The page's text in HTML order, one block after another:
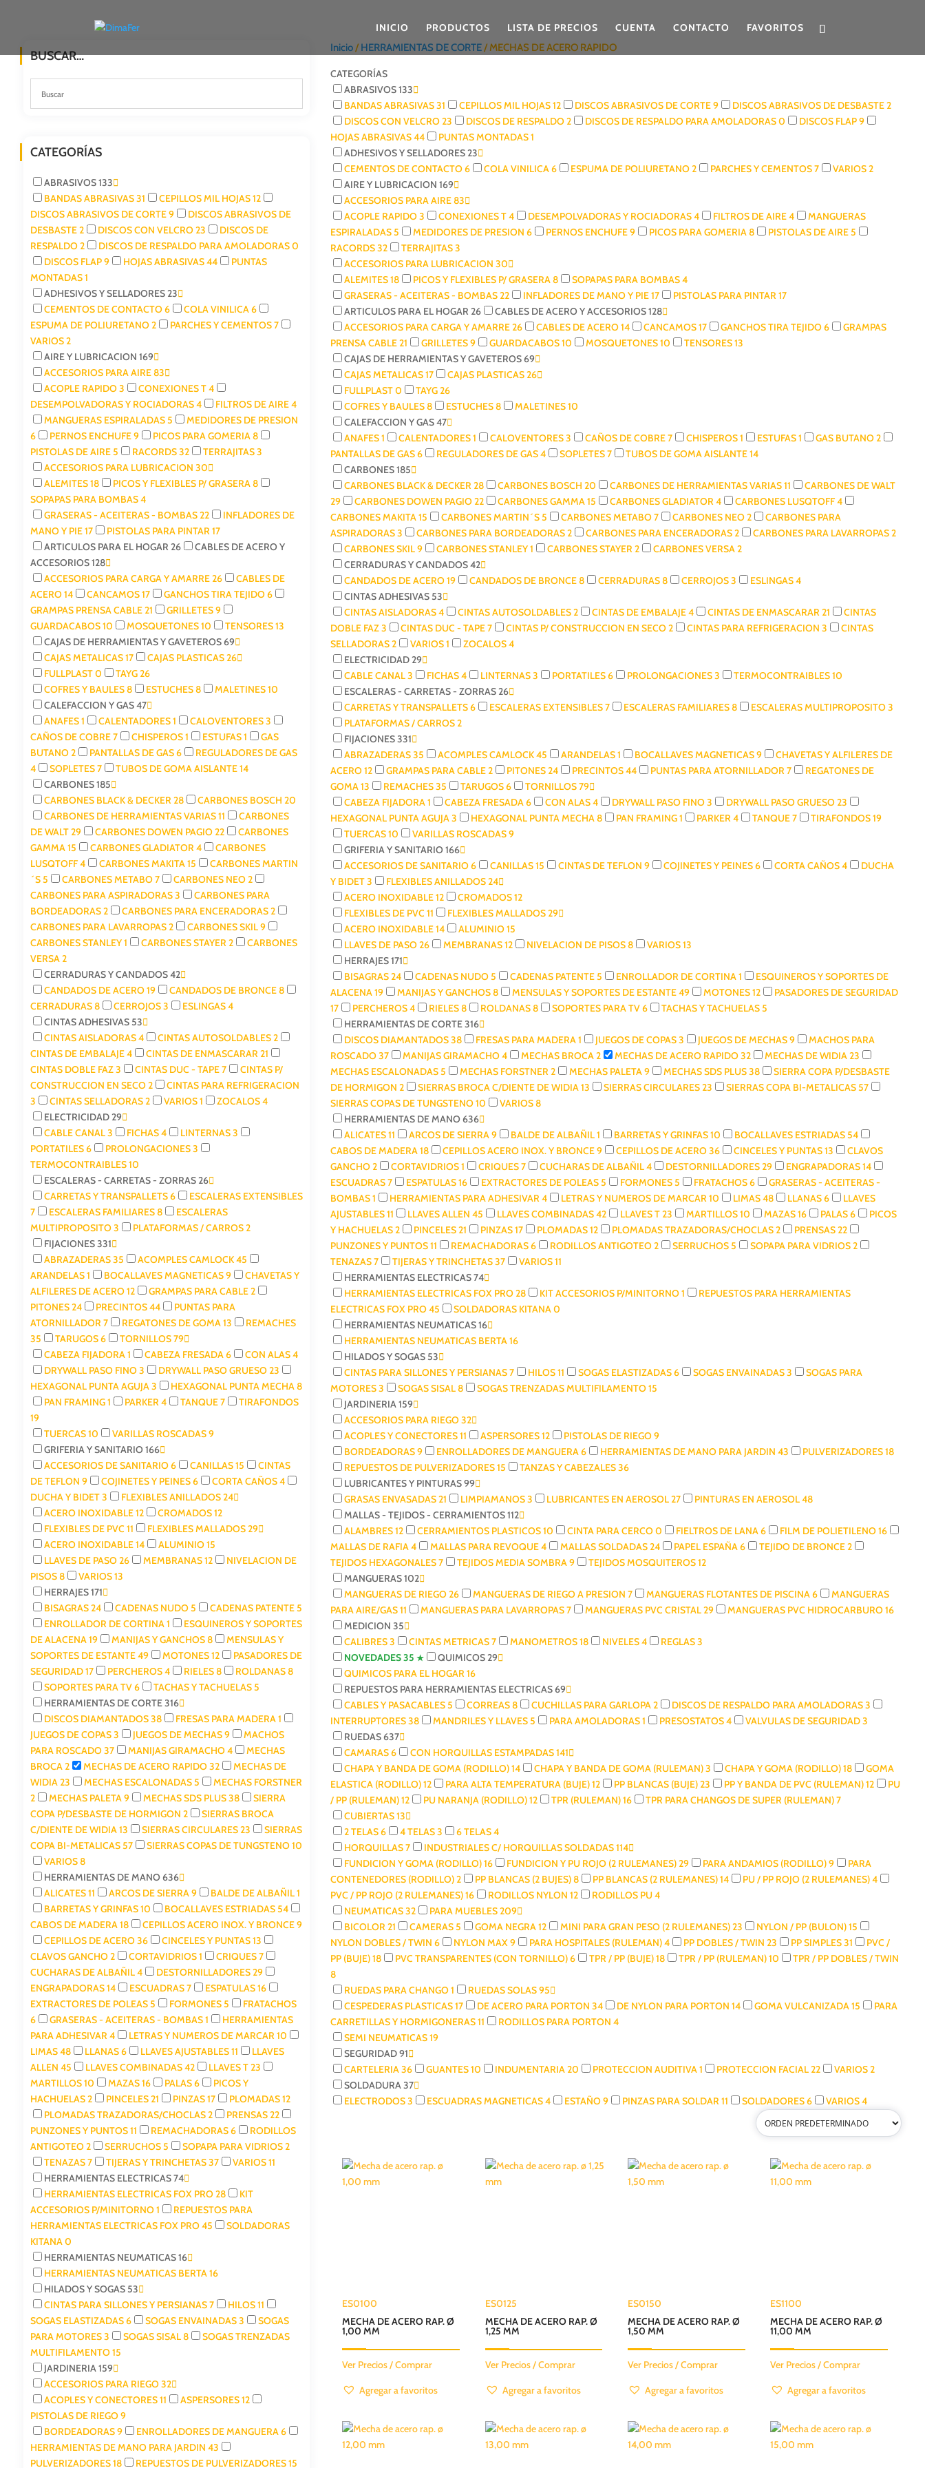
INICIO PRODUCTOS LISTA DE PRECIOS CUENTA CONTACTO
FAVORITOS
Inicio/HERRAMIENTAS DE CORTE/ MECHAS DE ACERO RAPIDO
CATEGORÍAS
ABRASIVOS133
BANDAS ABRASIVAS31 CEPILLOS MIL HOJAS12 DISCOS ABRASIVOS DE CORTE9 DISCOS ABRASIVOS DE DESBASTE2
DISCOS CON VELCRO23 DISCOS DE RESPALDO2 DISCOS DE RESPALDO PARA AMOLADORAS0 DISCOS FLAP9
HOJAS ABRASIVAS44 PUNTAS MONTADAS1
ADHESIVOS Y SELLADORES23
CEMENTOS DE CONTACTO6 COLA VINILICA6 ESPUMA DE POLIURETANO2 PARCHES Y CEMENTOS7 VARIOS2
AIRE Y LUBRICACION169
ACCESORIOS PARA AIRE83
ACOPLE RAPIDO3 CONEXIONES T4 DESEMPOLVADORAS Y ROCIADORAS4 FILTROS DE AIRE4
MANGUERAS
ESPIRALADAS5 MEDIDORES DE PRESION6 PERNOS ENCHUFE9 PICOS PARA GOMERIA8 PISTOLAS DE AIRE5
RACORDS32 TERRAJITAS3
ACCESORIOS PARA LUBRICACION30
ALEMITES18 PICOS Y FLEXIBLES P/ GRASERA8 SOPAPAS PARA BOMBAS4
GRASERAS - ACEITERAS - BOMBAS22 INFLADORES DE MANO Y PIE17 PISTOLAS PARA PINTAR17
ARTICULOS PARA EL HOGAR26 CABLES DE ACERO Y ACCESORIOS128
ACCESORIOS PARA CARGA Y AMARRE26 CABLES DE ACERO14 CANCAMOS17 GANCHOS TIRA TEJIDO6
GRAMPAS
PRENSA CABLE21 GRILLETES9 GUARDACABOS10 MOSQUETONES10 TENSORES13
CAJAS DE HERRAMIENTAS Y GAVETEROS69
CAJAS METALICAS17 CAJAS PLASTICAS26
FULLPLAST0 TAYG26
COFRES Y BAULES8 ESTUCHES8 MALETINES10
CALEFACCION Y GAS47
ANAFES1 CALENTADORES1 CALOVENTORES3 CAÑOS DE COBRE7 CHISPEROS1 ESTUFAS1 GAS BUTANO2
PANTALLAS DE GAS6 REGULADORES DE GAS4 SOPLETES7 TUBOS DE GOMA AISLANTE14
CARBONES185
CARBONES BLACK & DECKER28 CARBONES BOSCH20 CARBONES DE HERRAMIENTAS VARIAS11
CARBONES DE WALT
29
CARBONES DOWEN PAGIO22 CARBONES GAMMA15 CARBONES GLADIATOR4 CARBONES LUSQTOFF4
CARBONES MAKITA15 CARBONES MARTIN´S5 CARBONES METABO7 CARBONES NEO2
CARBONES PARA
ASPIRADORAS3 CARBONES PARA BORDEADORAS2 CARBONES PARA ENCERADORAS2 CARBONES PARA LAVARROPAS2
CARBONES SKIL9 CARBONES STANLEY1 CARBONES STAYER2 CARBONES VERSA2
CERRADURAS Y CANDADOS42
CANDADOS DE ACERO19 CANDADOS DE BRONCE8 CERRADURAS8 CERROJOS3 ESLINGAS4
CINTAS ADHESIVAS 53
CINTAS AISLADORAS4 CINTAS AUTOSOLDABLES2 CINTAS DE EMBALAJE4 CINTAS DE ENMASCARAR21
CINTAS
DOBLE FAZ3 CINTAS DUC - TAPE7 CINTAS P/ CONSTRUCCION EN SECO2 CINTAS PARA REFRIGERACION3
CINTAS
SELLADORAS2 VARIOS1 ZOCALOS4
ELECTRICIDAD29
CABLE CANAL3 FICHAS4 LINTERNAS3 PORTATILES6 PROLONGACIONES3 TERMOCONTRAIBLES10
ESCALERAS - CARRETAS - ZORRAS26
CARRETAS Y TRANSPALLETS6 ESCALERAS EXTENSIBLES7 ESCALERAS FAMILIARES8 ESCALERAS MULTIPROPOSITO3
PLATAFORMAS / CARROS2
FIJACIONES331
ABRAZADERAS35 ACOMPLES CAMLOCK45 ARANDELAS1 BOCALLAVES MAGNETICAS9
CHAVETAS Y ALFILERES DE
ACERO12 GRAMPAS PARA CABLE2 PITONES24 PRECINTOS44 PUNTAS PARA ATORNILLADOR7
REGATONES DE
GOMA13 REMACHES35 TARUGOS6 TORNILLOS79
CABEZA FIJADORA1 CABEZA FRESADA6 CON ALAS4 DRYWALL PASO FINO3 DRYWALL PASO GRUESO23
HEXAGONAL PUNTA AGUJA3 HEXAGONAL PUNTA MECHA8 PAN FRAMING1 PARKER4 TANQUE7 TIRAFONDOS19
TUERCAS10 VARILLAS ROSCADAS9
GRIFERIA Y SANITARIO166
ACCESORIOS DE SANITARIO6 CANILLAS15 CINTAS DE TEFLON9 COJINETES Y PEINES6 CORTA CAÑOS4
DUCHA
Y BIDET3 FLEXIBLES ANILLADOS24
ACERO INOXIDABLE12 CROMADOS12
FLEXIBLES DE PVC11 FLEXIBLES MALLADOS29
ACERO INOXIDABLE14 ALUMINIO15
LLAVES DE PASO26 MEMBRANAS12 NIVELACION DE PISOS8 VARIOS13
HERRAJES171
BISAGRAS24 CADENAS NUDO5 CADENAS PATENTE5 ENROLLADOR DE CORTINA1
ESQUINEROS Y SOPORTES DE
ALACENA19 MANIJAS Y GANCHOS8 MENSULAS Y SOPORTES DE ESTANTE49 MOTONES12
PASADORES DE SEGURIDAD
17
PERCHEROS4 RIELES8 ROLDANAS8 SOPORTES PARA TV6 TACHAS Y TACHUELAS5
HERRAMIENTAS DE CORTE316
DISCOS DIAMANTADOS38 FRESAS PARA MADERA1 JUEGOS DE COPAS3 JUEGOS DE MECHAS9
MACHOS PARA
ROSCADO37 MANIJAS GIRAMACHO4 MECHAS BROCA2 MECHAS DE ACERO RAPIDO32 MECHAS DE WIDIA23
MECHAS ESCALONADAS5 MECHAS FORSTNER2 MECHAS PALETA9 MECHAS SDS PLUS38
SIERRA COPA P/DESBASTE
DE HORMIGON2 SIERRAS BROCA C/DIENTE DE WIDIA13 SIERRAS CIRCULARES23 SIERRAS COPA BI-METALICAS57
SIERRAS COPAS DE TUNGSTENO10 VARIOS8
HERRAMIENTAS DE MANO636
ALICATES11 ARCOS DE SIERRA9 BALDE DE ALBAÑIL1 BARRETAS Y GRINFAS10 BOCALLAVES ESTRIADAS54
CABOS DE MADERA18 CEPILLOS ACERO INOX. Y BRONCE9 CEPILLOS DE ACERO36 CINCELES Y PUNTAS13
CLAVOS
GANCHO2 CORTAVIDRIOS1 CRIQUES7 CUCHARAS DE ALBAÑIL4 DESTORNILLADORES29 ENGRAPADORAS14
ESCUADRAS7 ESPATULAS16 EXTRACTORES DE POLEAS5 FORMONES5 FRATACHOS6
GRASERAS - ACEITERAS -
BOMBAS1 HERRAMIENTAS PARA ADHESIVAR4 LETRAS Y NUMEROS DE MARCAR10 LIMAS48 LLANAS6
LLAVES
AJUSTABLES11 LLAVES ALLEN45 LLAVES COMBINADAS42 LLAVES T23 MARTILLOS10 MAZAS16 PALAS6
PICOS
Y HACHUELAS2 PINCELES21 PINZAS17 PLOMADAS12 PLOMADAS TRAZADORAS/CHOCLAS2 PRENSAS22
PUNZONES Y PUNTOS11 REMACHADORAS6 RODILLOS ANTIGOTEO2 SERRUCHOS5 SOPAPA PARA VIDRIOS2
TENAZAS7 TIJERAS Y TRINCHETAS37 VARIOS11
HERRAMIENTAS ELECTRICAS74
HERRAMIENTAS ELECTRICAS FOX PRO28 KIT ACCESORIOS P/MINITORNO1
REPUESTOS PARA HERRAMIENTAS
ELECTRICAS FOX PRO45 SOLDADORAS KITANA0
HERRAMIENTAS NEUMATICAS16
HERRAMIENTAS NEUMATICAS BERTA16
HILADOS Y SOGAS 53
CINTAS PARA SILLONES Y PERSIANAS7 HILOS11 SOGAS ELASTIZADAS6 SOGAS ENVAINADAS3
SOGAS PARA
MOTORES3 SOGAS SISAL8 SOGAS TRENZADAS MULTIFILAMENTO15
JARDINERIA159
ACCESORIOS PARA RIEGO32
ACOPLES Y CONECTORES11 ASPERSORES12 PISTOLAS DE RIEGO9
BORDEADORAS9 ENROLLADORES DE MANGUERA6 HERRAMIENTAS DE MANO PARA JARDIN43 PULVERIZADORES18
REPUESTOS DE PULVERIZADORES15 TANZAS Y CABEZALES36
LUBRICANTES Y PINTURAS99
GRASAS ENVASADAS21 LIMPIAMANOS3 LUBRICANTES EN AEROSOL27 PINTURAS EN AEROSOL48
MALLAS - TEJIDOS - CERRAMIENTOS112
ALAMBRES12 CERRAMIENTOS PLASTICOS10 CINTA PARA CERCO0 FIELTROS DE LANA6 FILM DE POLIETILENO16
MALLAS DE RAFIA4 MALLAS PARA REVOQUE4 MALLAS SOLDADAS24 PAPEL ESPAÑA6 TEJIDO DE BRONCE2
TEJIDOS HEXAGONALES7 TEJIDOS MEDIA SOMBRA9 TEJIDOS MOSQUITEROS12
MANGUERAS102
MANGUERAS DE RIEGO26 MANGUERAS DE RIEGO A PRESION7 MANGUERAS FLOTANTES DE PISCINA6
MANGUERAS
PARA AIRE/GAS11 MANGUERAS PARA LAVARROPAS7 MANGUERAS PVC CRISTAL29 MANGUERAS PVC HIDROCARBURO16
MEDICION35
CALIBRES3 CINTAS METRICAS7 MANOMETROS18 NIVELES4 REGLAS3
NOVEDADES35 QUIMICOS29
QUIMICOS PARA EL HOGAR16
REPUESTOS PARA HERRAMIENTAS ELECTRICAS69
CABLES Y PASACABLES5 CORREAS8 CUCHILLAS PARA GARLOPA2 DISCOS DE RESPALDO PARA AMOLADORAS3
INTERRUPTORES38 MANDRILES Y LLAVES5 PARA AMOLADORAS1 PRESOSTATOS4 VALVULAS DE SEGURIDAD3
RUEDAS637
CAMARAS6 CON HORQUILLAS ESTAMPADAS141
CHAPA Y BANDA DE GOMA (RODILLO)14 CHAPA Y BANDA DE GOMA (RULEMAN)3 CHAPA Y GOMA (RODILLO)18
GOMA
ELASTICA (RODILLO)12 PARA ALTA TEMPERATURA (BUJE)12 PP BLANCAS (BUJE)23 PP Y BANDA DE PVC (RULEMAN)12
PU
/ PP (RULEMAN)12 PU NARANJA (RODILLO)12 TPR (RULEMAN)16 TPR PARA CHANGOS DE SUPER (RULEMAN)7
CUBIERTAS13
2 TELAS6 4 TELAS3 6 TELAS4
HORQUILLAS7 INDUSTRIALES C/ HORQUILLAS SOLDADAS114
FUNDICION Y GOMA (RODILLO)16 FUNDICION Y PU ROJO (2 RULEMANES)29 PARA ANDAMIOS (RODILLO)9
PARA
CONTENEDORES (RODILLO)2 PP BLANCAS (2 BUJES)8 PP BLANCAS (2 RULEMANES)14 PU / PP ROJO (2 RULEMANES)4
PVC / PP ROJO (2 RULEMANES)16 RODILLOS NYLON12 RODILLOS PU4
NEUMATICAS32 PARA MUEBLES209
BICOLOR21 CAMERAS5 GOMA NEGRA12 MINI PARA GRAN PESO (2 RULEMANES)23 NYLON / PP (BULON)15
NYLON DOBLES / TWIN6 NYLON MAX9 PARA HOSPITALES (RULEMAN)4 PP DOBLES / TWIN23 PP SIMPLES31
PVC /
PP (BUJE)18 PVC TRANSPARENTES (CON TORNILLO)6 TPR / PP (BUJE)18 TPR / PP (RULEMAN)10
TPR / PP DOBLES / TWIN
8
RUEDAS PARA CHANGO1 RUEDAS SOLAS95
CESPEDERAS PLASTICAS17 DE ACERO PARA PORTON34 DE NYLON PARA PORTON14 GOMA VULCANIZADA15
PARA
CARRETILLAS Y HORMIGONERAS11 RODILLOS PARA PORTON4
SEMI NEUMATICAS19
SEGURIDAD91
CARTELERIA36 GUANTES10 INDUMENTARIA20 PROTECCION AUDITIVA1 PROTECCION FACIAL22 VARIOS2
SOLDADURA37
ELECTRODOS3 ESCUADRAS MAGNETICAS4 ESTAÑO9 PINZAS PARA SOLDAR11 SOLDADORES6 VARIOS4
ES0100
MECHA DE ACERO RAP. Ø
1,00 MM
Ver Precios / Comprar
Agregar a favoritos
ES0125
MECHA DE ACERO RAP. Ø
1,25 MM
Ver Precios / Comprar
Agregar a favoritos
ES0150
MECHA DE ACERO RAP. Ø
1,50 MM
Ver Precios / Comprar
Agregar a favoritos
ES1100
MECHA DE ACERO RAP. Ø
11,00 MM
Ver Precios / Comprar
Agregar a favoritos
BUSCAR…
CATEGORÍAS
ABRASIVOS133
BANDAS ABRASIVAS31 CEPILLOS MIL HOJAS12
DISCOS ABRASIVOS DE CORTE9
DISCOS ABRASIVOS DE
DESBASTE2 DISCOS CON VELCRO23
DISCOS DE
RESPALDO2 DISCOS DE RESPALDO PARA AMOLADORAS0
DISCOS FLAP9 HOJAS ABRASIVAS44
PUNTAS
MONTADAS1
ADHESIVOS Y SELLADORES23
CEMENTOS DE CONTACTO6 COLA VINILICA6
ESPUMA DE POLIURETANO2 PARCHES Y CEMENTOS7
VARIOS2
AIRE Y LUBRICACION 169
ACCESORIOS PARA AIRE83
ACOPLE RAPIDO3 CONEXIONES T4
DESEMPOLVADORAS Y ROCIADORAS4 FILTROS DE AIRE4
MANGUERAS ESPIRALADAS5
MEDIDORES DE PRESION
6
PERNOS ENCHUFE9 PICOS PARA GOMERIA8
PISTOLAS DE AIRE5 RACORDS32 TERRAJITAS3
ACCESORIOS PARA LUBRICACION 30
ALEMITES18 PICOS Y FLEXIBLES P/ GRASERA8
SOPAPAS PARA BOMBAS4
GRASERAS - ACEITERAS - BOMBAS22
INFLADORES DE
MANO Y PIE17 PISTOLAS PARA PINTAR17
ARTICULOS PARA EL HOGAR 26
CABLES DE ACERO Y
ACCESORIOS128
ACCESORIOS PARA CARGA Y AMARRE26
CABLES DE
ACERO14 CANCAMOS17 GANCHOS TIRA TEJIDO6
GRAMPAS PRENSA CABLE21 GRILLETES9
GUARDACABOS10 MOSQUETONES10 TENSORES13
CAJAS DE HERRAMIENTAS Y GAVETEROS69
CAJAS METALICAS17 CAJAS PLASTICAS26
FULLPLAST0 TAYG26
COFRES Y BAULES8 ESTUCHES8 MALETINES10
CALEFACCION Y GAS47
ANAFES1 CALENTADORES1 CALOVENTORES3
CAÑOS DE COBRE7 CHISPEROS1 ESTUFAS1
GAS
BUTANO2 PANTALLAS DE GAS6
REGULADORES DE GAS
4
SOPLETES7 TUBOS DE GOMA AISLANTE14
CARBONES185
CARBONES BLACK & DECKER28 CARBONES BOSCH 20
CARBONES DE HERRAMIENTAS VARIAS11
CARBONES
DE WALT29 CARBONES DOWEN PAGIO22
CARBONES
GAMMA15 CARBONES GLADIATOR4
CARBONES
LUSQTOFF4 CARBONES MAKITA15
CARBONES MARTIN
´S5 CARBONES METABO7 CARBONES NEO2
CARBONES PARA ASPIRADORAS3
CARBONES PARA
BORDEADORAS2 CARBONES PARA ENCERADORAS2
CARBONES PARA LAVARROPAS2 CARBONES SKIL9
CARBONES STANLEY1 CARBONES STAYER2
CARBONES
VERSA2
CERRADURAS Y CANDADOS42
CANDADOS DE ACERO19 CANDADOS DE BRONCE8
CERRADURAS8 CERROJOS3 ESLINGAS4
CINTAS ADHESIVAS 53
CINTAS AISLADORAS4 CINTAS AUTOSOLDABLES2
CINTAS DE EMBALAJE4 CINTAS DE ENMASCARAR21
CINTAS DOBLE FAZ3 CINTAS DUC - TAPE7
CINTAS P/
CONSTRUCCION EN SECO2
CINTAS PARA REFRIGERACION
3
CINTAS SELLADORAS2 VARIOS1 ZOCALOS4
ELECTRICIDAD29
CABLE CANAL3 FICHAS4 LINTERNAS3
PORTATILES6 PROLONGACIONES3
TERMOCONTRAIBLES10
ESCALERAS - CARRETAS - ZORRAS26
CARRETAS Y TRANSPALLETS6
ESCALERAS EXTENSIBLES
7
ESCALERAS FAMILIARES8
ESCALERAS
MULTIPROPOSITO3 PLATAFORMAS / CARROS2
FIJACIONES331
ABRAZADERAS35 ACOMPLES CAMLOCK45
ARANDELAS1 BOCALLAVES MAGNETICAS9
CHAVETAS Y
ALFILERES DE ACERO12 GRAMPAS PARA CABLE2
PITONES24 PRECINTOS44
PUNTAS PARA
ATORNILLADOR7 REGATONES DE GOMA13
REMACHES
35
TARUGOS6 TORNILLOS79
CABEZA FIJADORA1 CABEZA FRESADA6 CON ALAS4
DRYWALL PASO FINO3 DRYWALL PASO GRUESO23
HEXAGONAL PUNTA AGUJA3 HEXAGONAL PUNTA MECHA8
PAN FRAMING1 PARKER4 TANQUE7
TIRAFONDOS
19
TUERCAS10 VARILLAS ROSCADAS9
GRIFERIA Y SANITARIO 166
ACCESORIOS DE SANITARIO6 CANILLAS15
CINTAS
DE TEFLON 9 COJINETES Y PEINES6 CORTA CAÑOS4
DUCHA Y BIDET3 FLEXIBLES ANILLADOS24
ACERO INOXIDABLE12 CROMADOS12
FLEXIBLES DE PVC 11 FLEXIBLES MALLADOS29
ACERO INOXIDABLE14 ALUMINIO15
LLAVES DE PASO26 MEMBRANAS12
NIVELACION DE
PISOS8 VARIOS13
HERRAJES171
BISAGRAS24 CADENAS NUDO5 CADENAS PATENTE5
ENROLLADOR DE CORTINA1
ESQUINEROS Y SOPORTES
DE ALACENA19 MANIJAS Y GANCHOS8
MENSULAS Y
SOPORTES DE ESTANTE49 MOTONES12
PASADORES DE
SEGURIDAD17 PERCHEROS4 RIELES8 ROLDANAS8
SOPORTES PARA TV6 TACHAS Y TACHUELAS5
HERRAMIENTAS DE CORTE316
DISCOS DIAMANTADOS38 FRESAS PARA MADERA1
JUEGOS DE COPAS3 JUEGOS DE MECHAS9
MACHOS
PARA ROSCADO37 MANIJAS GIRAMACHO4
MECHAS
BROCA2 MECHAS DE ACERO RAPIDO32
MECHAS DE
WIDIA23 MECHAS ESCALONADAS5
MECHAS FORSTNER
2
MECHAS PALETA9 MECHAS SDS PLUS38
SIERRA
COPA P/DESBASTE DE HORMIGON 2
SIERRAS BROCA
C/DIENTE DE WIDIA13 SIERRAS CIRCULARES23
SIERRAS
COPA BI-METALICAS57 SIERRAS COPAS DE TUNGSTENO10
VARIOS8
HERRAMIENTAS DE MANO 636
ALICATES11 ARCOS DE SIERRA9 BALDE DE ALBAÑIL1
BARRETAS Y GRINFAS10 BOCALLAVES ESTRIADAS54
CABOS DE MADERA18 CEPILLOS ACERO INOX. Y BRONCE9
CEPILLOS DE ACERO36 CINCELES Y PUNTAS13
CLAVOS GANCHO2 CORTAVIDRIOS1 CRIQUES7
CUCHARAS DE ALBAÑIL4 DESTORNILLADORES29
ENGRAPADORAS14 ESCUADRAS7 ESPATULAS16
EXTRACTORES DE POLEAS5 FORMONES5
FRATACHOS
6
GRASERAS - ACEITERAS - BOMBAS1
HERRAMIENTAS
PARA ADHESIVAR4 LETRAS Y NUMEROS DE MARCAR10
LIMAS48 LLANAS6 LLAVES AJUSTABLES11
LLAVES
ALLEN 45 LLAVES COMBINADAS42 LLAVES T23
MARTILLOS10 MAZAS16 PALAS6
PICOS Y
HACHUELAS2 PINCELES21 PINZAS17 PLOMADAS12
PLOMADAS TRAZADORAS/CHOCLAS2 PRENSAS22
PUNZONES Y PUNTOS11 REMACHADORAS6
RODILLOS
ANTIGOTEO2 SERRUCHOS5 SOPAPA PARA VIDRIOS2
TENAZAS7 TIJERAS Y TRINCHETAS37 VARIOS11
HERRAMIENTAS ELECTRICAS74
HERRAMIENTAS ELECTRICAS FOX PRO28
KIT
ACCESORIOS P/MINITORNO1
REPUESTOS PARA
HERRAMIENTAS ELECTRICAS FOX PRO45
SOLDADORAS
KITANA0
HERRAMIENTAS NEUMATICAS16
HERRAMIENTAS NEUMATICAS BERTA16
HILADOS Y SOGAS 53
CINTAS PARA SILLONES Y PERSIANAS7 HILOS11
SOGAS ELASTIZADAS6 SOGAS ENVAINADAS3
SOGAS
PARA MOTORES3 SOGAS SISAL8
SOGAS TRENZADAS
MULTIFILAMENTO15
JARDINERIA159
ACCESORIOS PARA RIEGO32
ACOPLES Y CONECTORES11 ASPERSORES12
PISTOLAS DE RIEGO9
BORDEADORAS9 ENROLLADORES DE MANGUERA6
HERRAMIENTAS DE MANO PARA JARDIN 43
PULVERIZADORES18 REPUESTOS DE PULVERIZADORES15